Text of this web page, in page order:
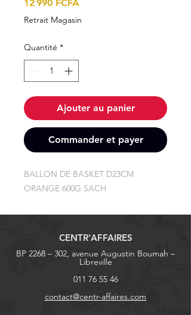
12 990 FCFA
Retrait Magasin
Quantité *
Ajouter au panier
Commander et payer
BALLON DE BASKET D23CM
ORANGE 600G SACH
CENTR'AFFAIRES
BP 2268 – 302, avenue Augustin Boumah –
Libreville
011 76 55 46
contact@centr-affaires.com